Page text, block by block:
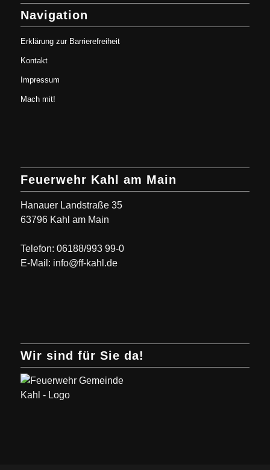
Navigation
Erklärung zur Barrierefreiheit
Kontakt
Impressum
Mach mit!
Feuerwehr Kahl am Main
Hanauer Landstraße 35
63796 Kahl am Main
Telefon: 06188/993 99-0
E-Mail: info@ff-kahl.de
Wir sind für Sie da!